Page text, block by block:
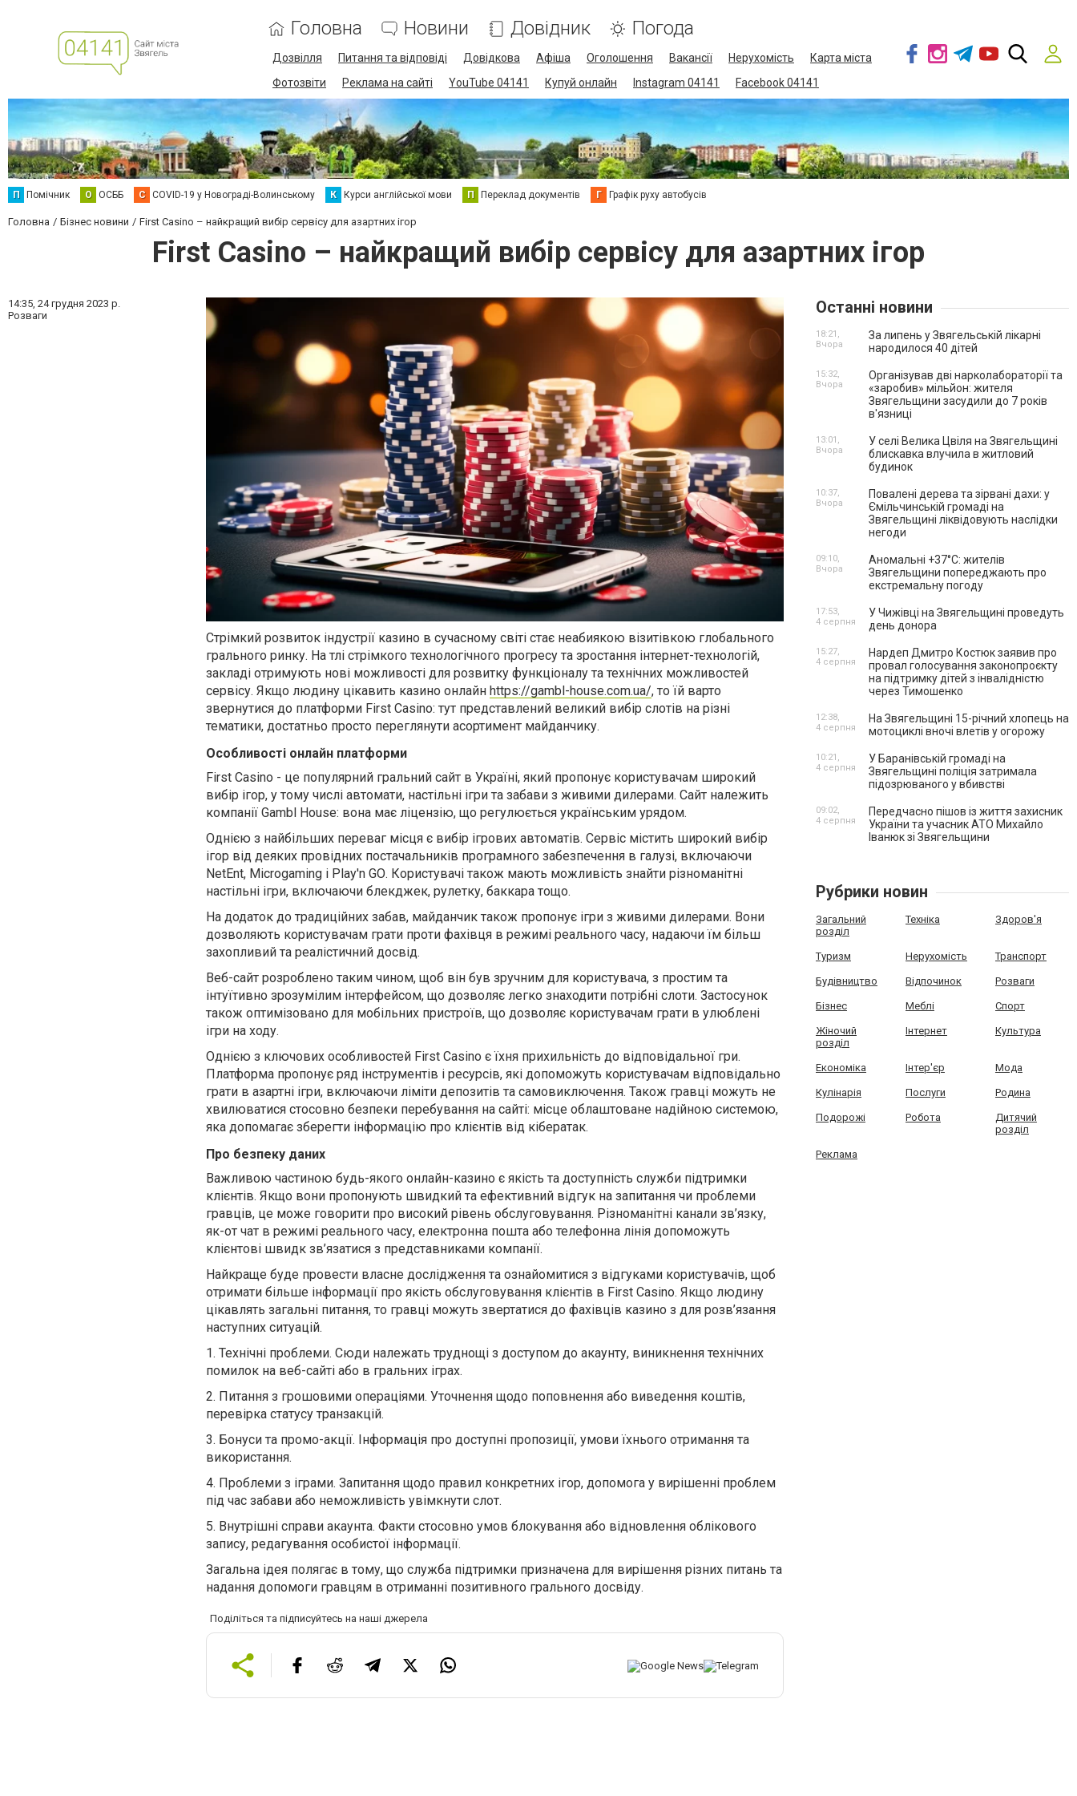
Головна Новини Довідник Погода
Дозвілля Питання та відповіді Довідкова Афіша Оголошення Вакансії Нерухомість
Карта міста
Фотозвіти
Реклама на сайті YouTube 04141 Купуй онлайн Instagram 04141 Facebook 04141
П Помічник О ОСББ C COVID-19 у Новограді-Волинському К Курси англійської мови П Переклад документів Г Графік руху автобусів
Головна Бізнес новини First Casino – найкращий вибір сервісу для азартних ігор
First Casino – найкращий вибір сервісу для азартних ігор
14:35, 24 грудня 2023 р.
Розваги
Стрімкий розвиток індустрії казино в сучасному світі стає неабиякою візитівкою глобального
грального ринку. На тлі стрімкого технологічного прогресу та зростання інтернет-технологій,
закладі отримують нові можливості для розвитку функціоналу та технічних можливостей
сервісу. Якщо людину цікавить казино онлайн https://gambl-house.com.ua/, то їй варто
звернутися до платформи First Casino: тут представлений великий вибір слотів на різні
тематики, достатньо просто переглянути асортимент майданчику.
Особливості онлайн платформи
First Casino - це популярний гральний сайт в Україні, який пропонує користувачам широкий
вибір ігор, у тому числі автомати, настільні ігри та забави з живими дилерами. Сайт належить
компанії Gambl House: вона має ліцензію, що регулюється українським урядом.
Однією з найбільших переваг місця є вибір ігрових автоматів. Сервіс містить широкий вибір
ігор від деяких провідних постачальників програмного забезпечення в галузі, включаючи
NetEnt, Microgaming і Play'n GO. Користувачі також мають можливість знайти різноманітні
настільні ігри, включаючи блекджек, рулетку, баккара тощо.
На додаток до традиційних забав, майданчик також пропонує ігри з живими дилерами. Вони
дозволяють користувачам грати проти фахівця в режимі реального часу, надаючи їм більш
захопливий та реалістичний досвід.
Веб-сайт розроблено таким чином, щоб він був зручним для користувача, з простим та
інтуїтивно зрозумілим інтерфейсом, що дозволяє легко знаходити потрібні слоти. Застосунок
також оптимізовано для мобільних пристроїв, що дозволяє користувачам грати в улюблені
ігри на ходу.
Однією з ключових особливостей First Casino є їхня прихильність до відповідальної гри.
Платформа пропонує ряд інструментів і ресурсів, які допоможуть користувачам відповідально
грати в азартні ігри, включаючи ліміти депозитів та самовиключення. Також гравці можуть не
хвилюватися стосовно безпеки перебування на сайті: місце облаштоване надійною системою,
яка допомагає зберегти інформацію про клієнтів від кібератак.
Про безпеку даних
Важливою частиною будь-якого онлайн-казино є якість та доступність служби підтримки
клієнтів. Якщо вони пропонують швидкий та ефективний відгук на запитання чи проблеми
гравців, це може говорити про високий рівень обслуговування. Різноманітні канали зв’язку,
як-от чат в режимі реального часу, електронна пошта або телефонна лінія допоможуть
клієнтові швидк зв’язатися з представниками компанії.
Найкраще буде провести власне дослідження та ознайомитися з відгуками користувачів, щоб
отримати більше інформації про якість обслуговування клієнтів в First Casino. Якщо людину
цікавлять загальні питання, то гравці можуть звертатися до фахівців казино з для розв’язання
наступних ситуацій.
1. Технічні проблеми. Сюди належать труднощі з доступом до акаунту, виникнення технічних
помилок на веб-сайті або в гральних іграх.
2. Питання з грошовими операціями. Уточнення щодо поповнення або виведення коштів,
перевірка статусу транзакцій.
3. Бонуси та промо-акції. Інформація про доступні пропозиції, умови їхнього отримання та
використання.
4. Проблеми з іграми. Запитання щодо правил конкретних ігор, допомога у вирішенні проблем
під час забави або неможливість увімкнути слот.
5. Внутрішні справи акаунта. Факти стосовно умов блокування або відновлення облікового
запису, редагування особистої інформації.
Загальна ідея полягає в тому, що служба підтримки призначена для вирішення різних питань та
надання допомоги гравцям в отриманні позитивного грального досвіду.
Поділіться та підписуйтесь на наші джерела
Останні новини
За липень у Звягельській лікарні
народилося 40 дітей
18:21,
Вчора
Організував дві нарколабораторії та
«заробив» мільйон: жителя
Звягельщини засудили до 7 років
в'язниці
15:32,
Вчора
У селі Велика Цвіля на Звягельщині
блискавка влучила в житловий
будинок
13:01,
Вчора
Повалені дерева та зірвані дахи: у
Ємільчинській громаді на
Звягельщині ліквідовують наслідки
негоди
10:37,
Вчора
Аномальні +37°C: жителів
Звягельщини попереджають про
екстремальну погоду
09:10,
Вчора
У Чижівці на Звягельщині проведуть
день донора
17:53,
4 серпня
Нардеп Дмитро Костюк заявив про
провал голосування законопроєкту
на підтримку дітей з інвалідністю
через Тимошенко
15:27,
4 серпня
На Звягельщині 15-річний хлопець на
мотоциклі вночі влетів у огорожу
12:38,
4 серпня
У Баранівській громаді на
Звягельщині поліція затримала
підозрюваного у вбивстві
10:21,
4 серпня
Передчасно пішов із життя захисник
України та учасник АТО Михайло
Іванюк зі Звягельщини
09:02,
4 серпня
Рубрики новин
Загальний
розділ
Техніка Здоров'я
Туризм Нерухомість Транспорт
Будівництво Відпочинок Розваги
Бізнес Меблі Спорт
Жіночий
розділ
Інтернет Культура
Економіка Інтер'єр Мода
Кулінарія Послуги Родина
Подорожі Робота
Дитячий
розділ
Реклама